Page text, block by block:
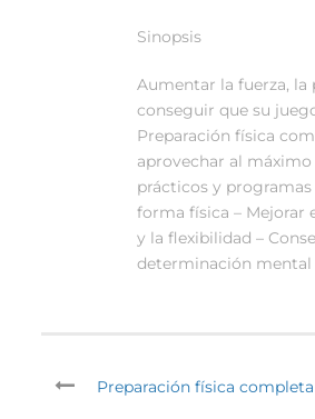
Sinopsis
Aumentar la fuerza, la
conseguir que su
Preparación física
aprovechar al
prácticos y programas
forma física – Mejorar
y la flexibilidad –
determinación mental
Preparación física